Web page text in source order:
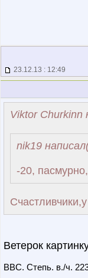
23.12.13 : 12:49
Viktor Churkinn
nik19
-20,
Ветерок
ВВС. Степь. в./ч.